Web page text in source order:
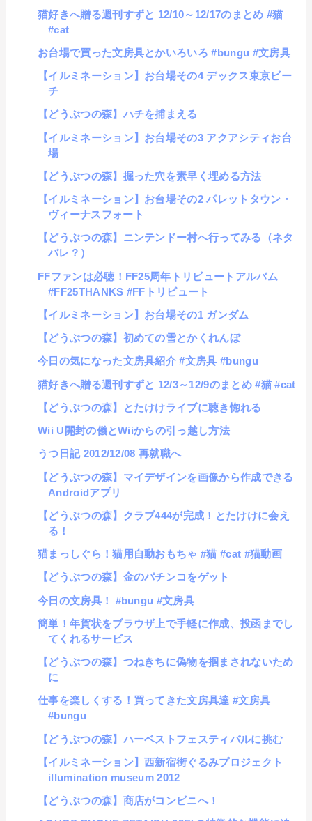
猫好きへ贈る週刊すずと 12/10～12/17のまとめ #猫
#cat
お台場で買った文房具とかいろいろ #bungu #文房具
【イルミネーション】お台場その4 デックス東京ビー
チ
【どうぶつの森】ハチを捕まえる
【イルミネーション】お台場その3 アクアシティお台
場
【どうぶつの森】掘った穴を素早く埋める方法
【イルミネーション】お台場その2 パレットタウン・
ヴィーナスフォート
【どうぶつの森】ニンテンドー村へ行ってみる（ネタ
バレ？）
FFファンは必聴！FF25周年トリビュートアルバム
#FF25THANKS #FFトリビュート
【イルミネーション】お台場その1 ガンダム
【どうぶつの森】初めての雪とかくれんぼ
今日の気になった文房具紹介 #文房具 #bungu
猫好きへ贈る週刊すずと 12/3～12/9のまとめ #猫 #cat
【どうぶつの森】とたけけライブに聴き惚れる
Wii U開封の儀とWiiからの引っ越し方法
うつ日記 2012/12/08 再就職へ
【どうぶつの森】マイデザインを画像から作成できる
Androidアプリ
【どうぶつの森】クラブ444が完成！とたけけに会え
る！
猫まっしぐら！猫用自動おもちゃ #猫 #cat #猫動画
【どうぶつの森】金のパチンコをゲット
今日の文房具！ #bungu #文房具
簡単！年賀状をブラウザ上で手軽に作成、投函までし
てくれるサービス
【どうぶつの森】つねきちに偽物を掴まされないため
に
仕事を楽しくする！買ってきた文房具達 #文房具
#bungu
【どうぶつの森】ハーベストフェスティバルに挑む
【イルミネーション】西新宿街ぐるみプロジェクト
illumination museum 2012
【どうぶつの森】商店がコンビニへ！